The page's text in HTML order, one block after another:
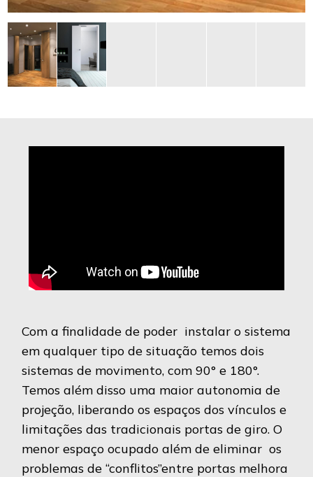
Com a finalidade de poder instalar o sistema
em qualquer tipo de situação temos dois
sistemas de movimento, com 90° e 180°.
Temos além disso uma maior autonomia de
projeção, liberando os espaços dos vínculos e
limitações das tradicionais portas de giro. O
menor espaço ocupado além de eliminar os
problemas de “conflitos”entre portas melhora